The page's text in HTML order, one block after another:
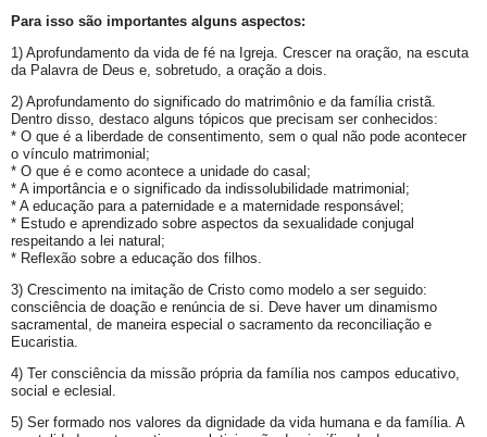
Para isso são importantes alguns aspectos:
1) Aprofundamento da vida de fé na Igreja. Crescer na oração, na escuta
da Palavra de Deus e, sobretudo, a oração a dois.
2) Aprofundamento do significado do matrimônio e da família cristã.
Dentro disso, destaco alguns tópicos que precisam ser conhecidos:
* O que é a liberdade de consentimento, sem o qual não pode acontecer
o vínculo matrimonial;
* O que é e como acontece a unidade do casal;
* A importância e o significado da indissolubilidade matrimonial;
* A educação para a paternidade e a maternidade responsável;
* Estudo e aprendizado sobre aspectos da sexualidade conjugal
respeitando a lei natural;
* Reflexão sobre a educação dos filhos.
3) Crescimento na imitação de Cristo como modelo a ser seguido:
consciência de doação e renúncia de si. Deve haver um dinamismo
sacramental, de maneira especial o sacramento da reconciliação e
Eucaristia.
4) Ter consciência da missão própria da família nos campos educativo,
social e eclesial.
5) Ser formado nos valores da dignidade da vida humana e da família. A